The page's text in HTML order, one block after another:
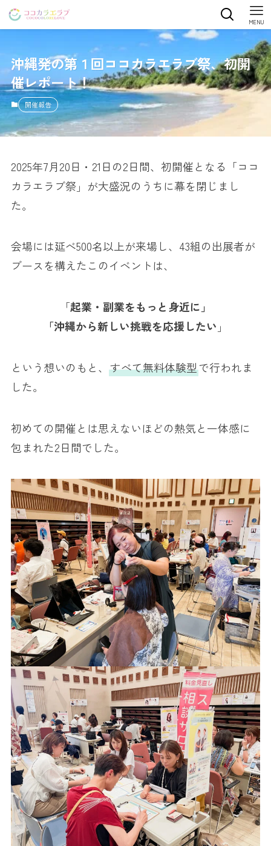
MENU
沖縄発の第１回ココカラエラブ祭、初開
催レポート！
開催報告
2025年7月20日・21日の2日間、初開催となる「ココ
カラエラブ祭」が大盛況のうちに幕を閉じまし
た。
会場には延べ500名以上が来場し、43組の出展者が
ブースを構えたこのイベントは、
「起業・副業をもっと身近に」
「沖縄から新しい挑戦を応援したい 」
という想いのもと、 すべて無料体験型で行われま
した。
初めての開催とは思えないほどの熱気と一体感に
包まれた2日間でした。